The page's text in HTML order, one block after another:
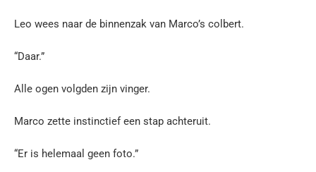
Leo wees naar de binnenzak van Marco’s colbert.
“Daar.”
Alle ogen volgden zijn vinger.
Marco zette instinctief een stap achteruit.
“Er is helemaal geen foto.”